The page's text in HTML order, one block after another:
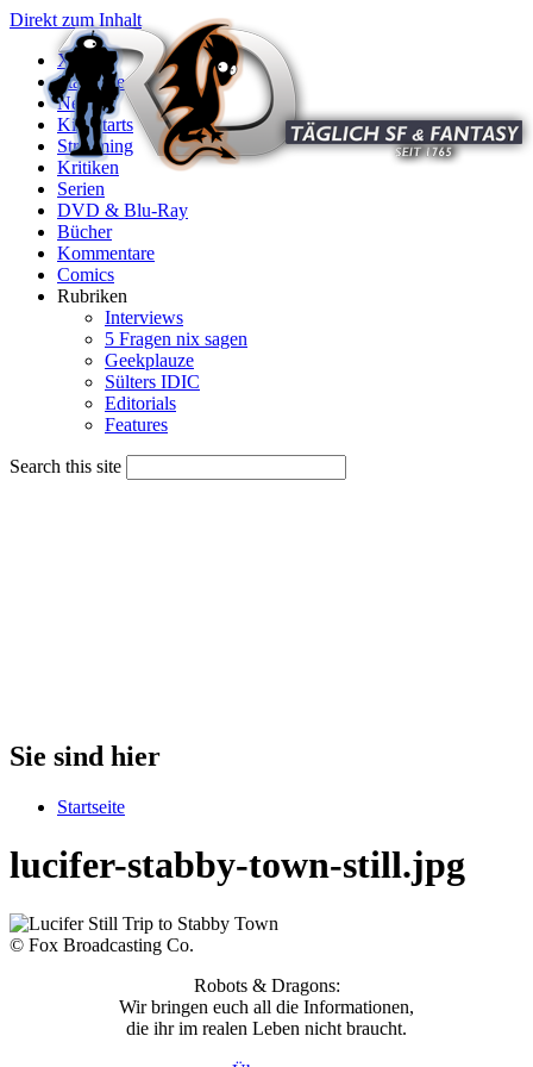
Direkt zum Inhalt
X
Startseite
News
Kinostarts
Streaming
Kritiken
Serien
DVD & Blu-Ray
Bücher
Kommentare
Comics
Rubriken
Interviews
5 Fragen nix sagen
Geekplauze
Sülters IDIC
Editorials
Features
Search this site
Sie sind hier
Startseite
lucifer-stabby-town-still.jpg
© Fox Broadcasting Co.
Robots & Dragons:
Wir bringen euch all die Informationen,
die ihr im realen Leben nicht braucht.